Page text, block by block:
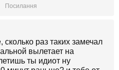
Посилання
сколько раз таких замечал
вылетает на
ты идиот ну